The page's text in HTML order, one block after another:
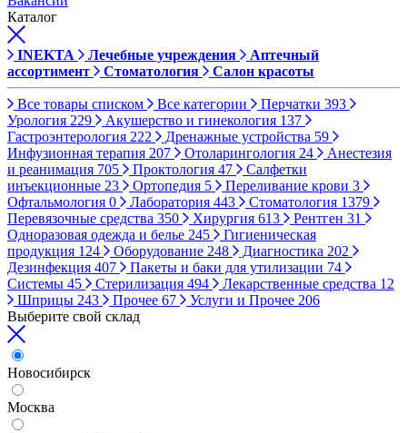
Каталог
INEKTA Лечебные учреждения
Аптечный
ассортимент
Стоматология Салон красоты
Все товары списком Все категории Перчатки 393
Урология 229 Акушерство и гинекология 137
Гастроэнтерология 222 Дренажные устройства 59
Инфузионная терапия 207 Отоларингология 24
Анестезия
и реанимация 705 Проктология 47
Салфетки
инъекционные 23 Ортопедия 5 Переливание крови 3
Офтальмология 0 Лаборатория 443 Стоматология 1379
Перевязочные средства 350 Хирургия 613 Рентген 31
Одноразовая одежда и белье 245
Гигиеническая
продукция 124 Оборудование 248 Диагностика 202
Дезинфекция 407 Пакеты и баки для утилизации 74
Системы 45 Стерилизация 494 Лекарственные средства 12
Шприцы 243 Прочее 67 Услуги и Прочее 206
Выберите свой склад
Новосибирск
Москва